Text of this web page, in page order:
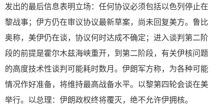
发出的最后信息表明立场：任何协议必须包括以色列停止在
黎战事；伊方仍在审议协议最新草案，尚未回复美方。鲁比
奥称，美伊仍在谈，协议何时达成不确定；进入谈判第二阶
段的前提是霍尔木兹海峡重开，到第二阶段，有关伊核问题
的高度技术性谈判可能耗时数月。伊朗军方称，为各种可能
情况作好准备，将维持最高战备水平。以黎第四轮会谈在美
举行。以总理：伊朗政权终将覆灭，绝不允许伊拥核。